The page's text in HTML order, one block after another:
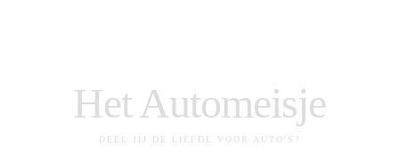
Het Automeisje
DEEL JIJ DE LIEFDE VOOR AUTO'S?